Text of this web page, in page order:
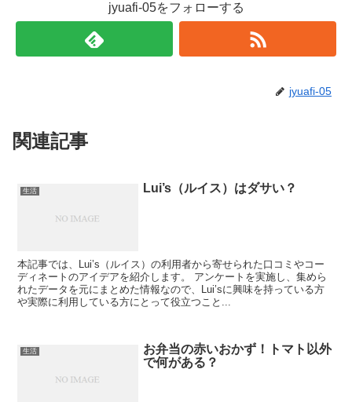
jyuafi-05をフォローする
jyuafi-05
関連記事
生活 Lui’s（ルイス）はダサい？
本記事では、Lui’s（ルイス）の利用者から寄せられた口コミやコー
ディネートのアイデアを紹介します。 アンケートを実施し、集めら
れたデータを元にまとめた情報なので、Lui’sに興味を持っている方
や実際に利用している方にとって役立つこと...
生活
お弁当の赤いおかず！トマト以外
で何がある？